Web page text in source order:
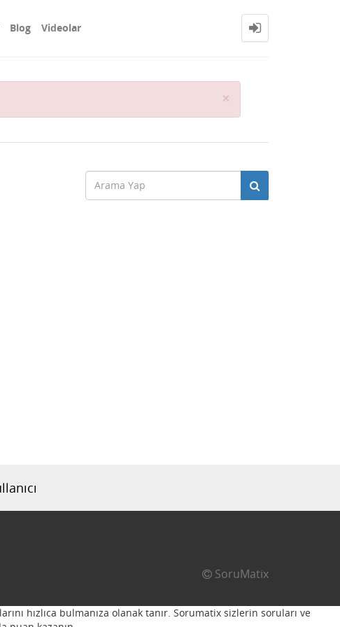
Blog Videolar
×
SoruMatix
hızlıca bulmanıza olanak tanır. Sorumatix sizlerin soruları ve